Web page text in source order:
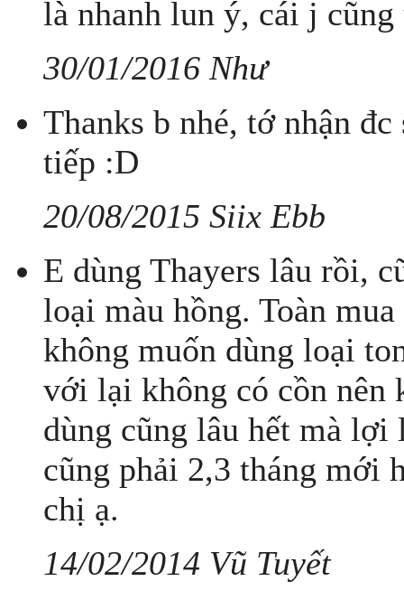
là nhanh lun ý, cái j
30/01/2016 Như
Thanks b nhé, tớ nhận
tiếp :D
20/08/2015 Siix Ebb
E dùng Thayers lâu rồi,
loại màu hồng. Toàn
không muốn dùng loại
với lại không có cồn nên
dùng cũng lâu hết mà
cũng phải 2,3 tháng mới
chị ạ.
14/02/2014 Vũ Tuyết